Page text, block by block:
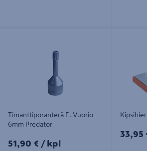
Timanttiporanterä E. Vuorio
6mm Predator
51,90€/kpl
51,90 € / kpl
33,95